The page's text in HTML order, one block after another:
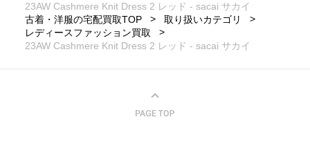
23AW Cashmere Knit Dress 2 レッド - sacai サカイ
古着・洋服の宅配買取TOP
取り扱いカテゴリ
レディースファッション買取
23AW Cashmere Knit Dress 2 レッド - sacai サカイ